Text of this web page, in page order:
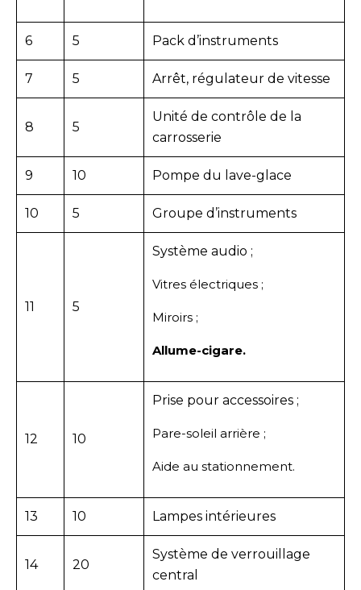
6 5 Pack d’instruments
7 5 Arrêt, régulateur de vitesse
8 5
Unité de contrôle de la
carrosserie
9 10 Pompe du lave-glace
10 5 Groupe d’instruments
11 5
Système audio ;
Vitres électriques ;
Miroirs ;
Allume-cigare.
12 10
Prise pour accessoires ;
Pare-soleil arrière ;
Aide au stationnement.
13 10 Lampes intérieures
14 20
Système de verrouillage
central